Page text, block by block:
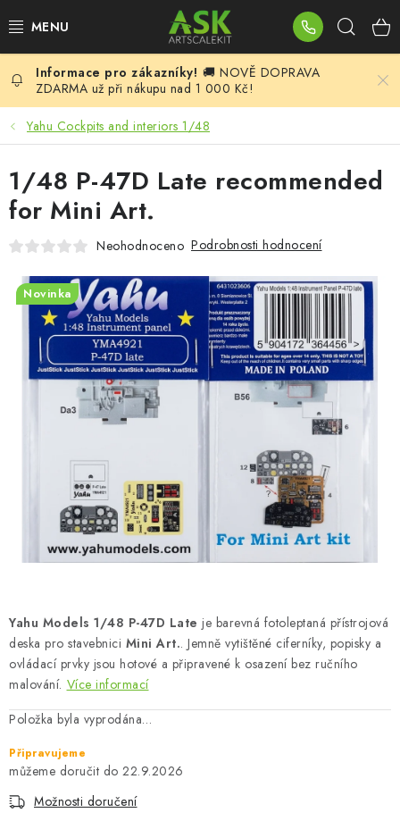
na
BLOG
SUMMER DAYS
WARHAMMER
ASK PRODUKTY
PLASTIKOVÉ MODELY
DOPLŇKY K MODELŮM
BARVY A POMŮCKY
SKY RIDERS COFFEE
DÁRKOVÉ POUKAZY
O nás Moje objednávka Kontakty
Doprava a platba
Obchodní podmínky
Podmínky ochrany osobních údajů
Reklamační řád
Velkoobchod (B2B)
Převodník modelářských barev
FAQ
Výstavy 2026
🚚 NOVĚ DOPRAVA
ZDARMA už při nákupu nad 1 000 Kč!
Yahu Cockpits and interiors 1/48
Yahu Models 1/48 P-47D Late je barevná fotoleptaná přístrojová
deska pro stavebnici Mini Art.. Jemně vytištěné ciferníky, popisky a
ovládací prvky jsou hotové a připravené k osazení bez ručního
malování. Více informací
Položka byla vyprodána…
Připravujeme
22.9.2026
Možnosti doručení
1/48 P-47D Late recommended
for Mini Art.
Neohodnoceno Podrobnosti hodnocení
Novinka